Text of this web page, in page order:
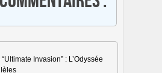
“Ultimate Invasion” : L’Odyssée